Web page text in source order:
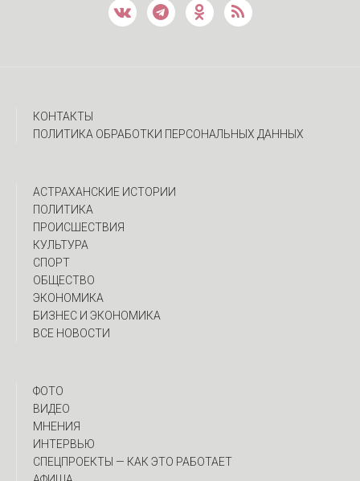
КОНТАКТЫ
ПОЛИТИКА ОБРАБОТКИ ПЕРСОНАЛЬНЫХ ДАННЫХ
АСТРАХАНСКИЕ ИСТОРИИ
ПОЛИТИКА
ПРОИСШЕСТВИЯ
КУЛЬТУРА
СПОРТ
ОБЩЕСТВО
ЭКОНОМИКА
БИЗНЕС И ЭКОНОМИКА
ВСЕ НОВОСТИ
ФОТО
ВИДЕО
МНЕНИЯ
ИНТЕРВЬЮ
CПЕЦПРОЕКТЫ — КАК ЭТО РАБОТАЕТ